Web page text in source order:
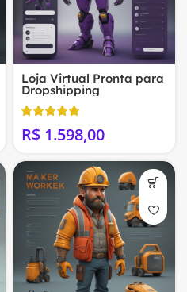
Loja Virtual Pronta para
Dropshipping
R$